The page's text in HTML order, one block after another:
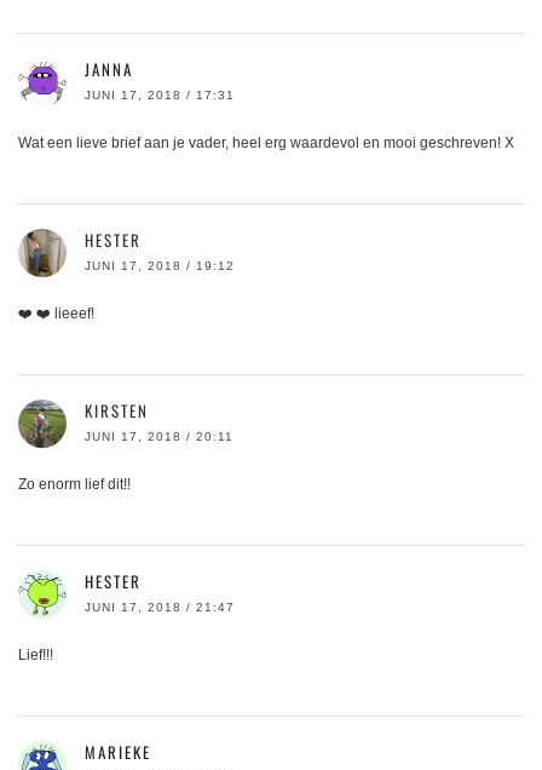
JANNA
JUNI 17, 2018 / 17:31
Wat een lieve brief aan je vader, heel erg waardevol en mooi geschreven! X
HESTER
JUNI 17, 2018 / 19:12
❤️ ❤️ lieeef!
KIRSTEN
JUNI 17, 2018 / 20:11
Zo enorm lief dit!!
HESTER
JUNI 17, 2018 / 21:47
Lief!!!
MARIEKE